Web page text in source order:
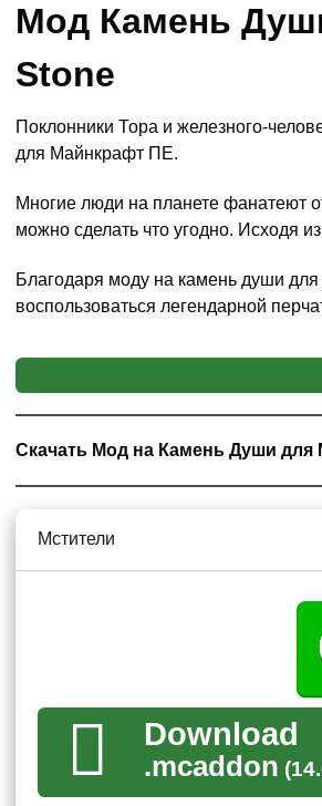
Мод Камень
Stone
Поклонники Тора и железного-
для Майнкрафт ПЕ.
Многие люди на планете фанатеют
можно сделать что угодно. Исходя
Благодаря моду на камень души
воспользоваться легендарной
Мстители
Мод на камень души для Майнкрафт
Человек-паук
Тор Одинсон
Вся одежда повышает броню Стива.
Помимо всего, в Minecraft PE
Скачать Мод на Камень Души для
Мстители
Download
.mcaddon